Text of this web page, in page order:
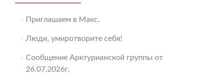
Приглашаем в Макс.
Люди, умиротворите себя!
Сообщение Арктурианской группы от
26.07.2026г.